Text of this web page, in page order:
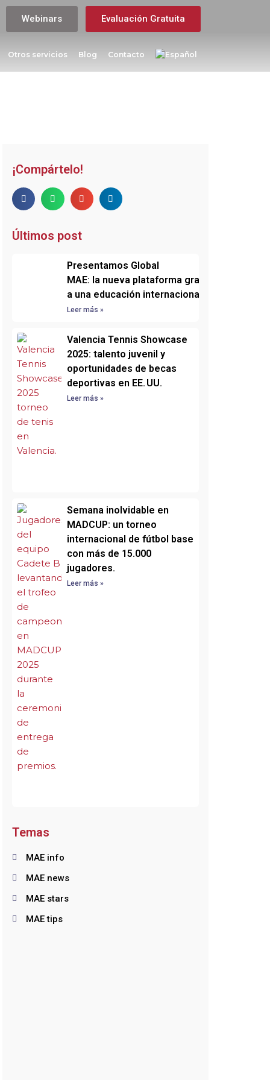
Webinars Evaluación Gratuita
Otros servicios Blog Contacto
¡Compártelo!
Últimos post
Presentamos Global
MAE: la nueva plataforma gratuita para
a una educación internacional
Leer más »
Valencia Tennis Showcase
2025: talento juvenil y
oportunidades de becas
deportivas en EE. UU.
Leer más »
Semana inolvidable en
MADCUP: un torneo
internacional de fútbol base
con más de 15.000
jugadores.
Leer más »
Temas
MAE info
MAE news
MAE stars
MAE tips